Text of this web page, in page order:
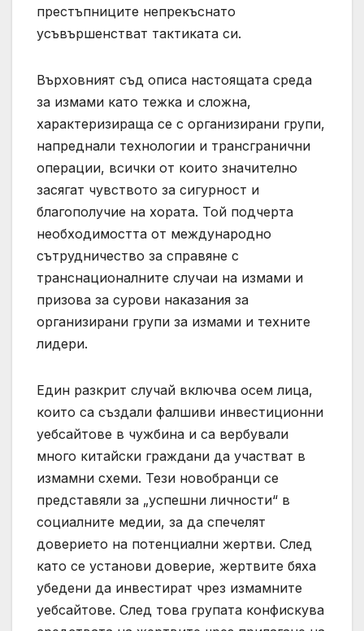
престъпниците непрекъснато
усъвършенстват тактиката си.
Върховният съд описа настоящата среда
за измами като тежка и сложна,
характеризираща се с организирани групи,
напреднали технологии и трансгранични
операции, всички от които значително
засягат чувството за сигурност и
благополучие на хората. Той подчерта
необходимостта от международно
сътрудничество за справяне с
транснационалните случаи на измами и
призова за сурови наказания за
организирани групи за измами и техните
лидери.
Един разкрит случай включва осем лица,
които са създали фалшиви инвестиционни
уебсайтове в чужбина и са вербували
много китайски граждани да участват в
измамни схеми. Тези новобранци се
представяли за „успешни личности“ в
социалните медии, за да спечелят
доверието на потенциални жертви. След
като се установи доверие, жертвите бяха
убедени да инвестират чрез измамните
уебсайтове. След това групата конфискува